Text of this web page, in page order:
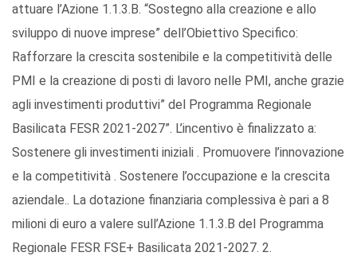
attuare l’Azione 1.1.3.B. “Sostegno alla creazione e allo
sviluppo di nuove imprese” dell’Obiettivo Specifico:
Rafforzare la crescita sostenibile e la competitività delle
PMI e la creazione di posti di lavoro nelle PMI, anche grazie
agli investimenti produttivi” del Programma Regionale
Basilicata FESR 2021-2027”. L’incentivo è finalizzato a:
Sostenere gli investimenti iniziali . Promuovere l’innovazione
e la competitività . Sostenere l’occupazione e la crescita
aziendale.. La dotazione finanziaria complessiva è pari a 8
milioni di euro a valere sull’Azione 1.1.3.B del Programma
Regionale FESR FSE+ Basilicata 2021-2027. 2.